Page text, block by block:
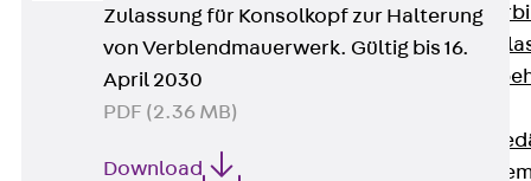
Zurück
Zulassung für Konsolkopf zur Halterung
von Verblendmauerwerk. Gültig bis 16.
April 2030
PDF (2.36 MB)
Download